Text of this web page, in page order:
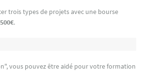
trois types de projets avec une bourse
.
vous pouvez être aidé pour votre formation